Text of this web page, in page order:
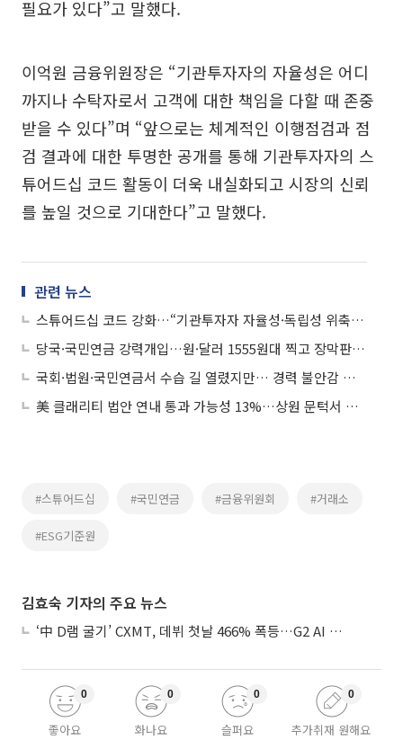
필요가 있다”고 말했다.
이억원 금융위원장은 “기관투자자의 자율성은 어디
까지나 수탁자로서 고객에 대한 책임을 다할 때 존중
받을 수 있다”며 “앞으로는 체계적인 이행점검과 점
검 결과에 대한 투명한 공개를 통해 기관투자자의 스
튜어드십 코드 활동이 더욱 내실화되고 시장의 신뢰
를 높일 것으로 기대한다”고 말했다.
관련 뉴스
스튜어드십 코드 강화…“기관투자자 자율성·독립성 위축” 부작용 커질라
당국·국민연금 강력개입…원·달러 1555원대 찍고 장막판 하락
국회·법원·국민연금서 수습 길 열렸지만… 경력 불안감 해소책 필요③
美 클래리티 법안 연내 통과 가능성 13%…상원 문턱서 제동
#스튜어드십 #국민연금 #금융위원회 #거래소
#ESG기준원
김효숙 기자의 주요 뉴스
‘中 D램 굴기’ CXMT, 데뷔 첫날 466% 폭등…G2 AI 패권 ‘쩐의 전쟁’
좋아요
0
화나요
0
슬퍼요
0
추가취재 원해요
0